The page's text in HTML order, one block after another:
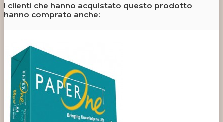
I clienti che hanno acquistato questo prodotto
hanno comprato anche: